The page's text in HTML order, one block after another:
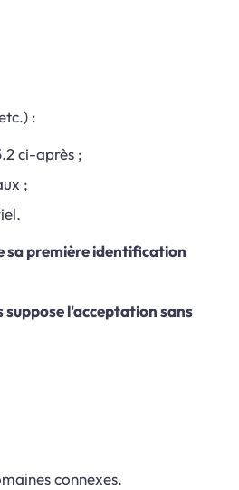
:
ci-après ;
;
sa première identification
l'acceptation sans
connexes.